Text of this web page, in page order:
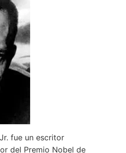
fue un escritor
del Premio Nobel de